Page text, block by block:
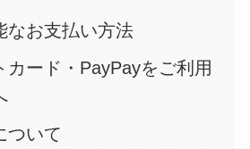
なお支払い方法
カード・PayPayをご利用
ついて